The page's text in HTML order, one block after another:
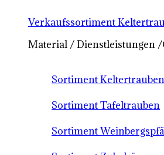
Verkaufssortiment
Material / Dienstleistungen
Sortiment
Sortiment Tafeltrauben
Sortiment